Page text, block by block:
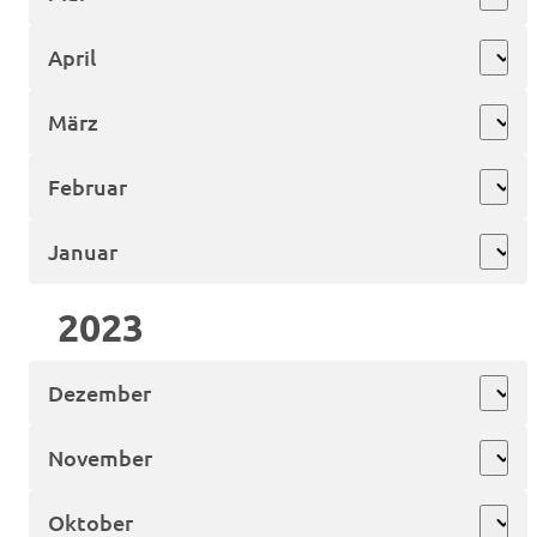
expand_more
April
expand_more
März
expand_more
Februar
expand_more
Januar
2023
expand_more
Dezember
expand_more
November
expand_more
Oktober